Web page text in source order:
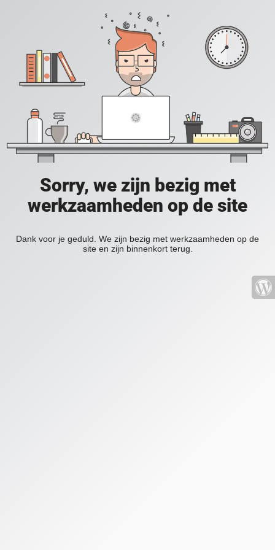
Sorry, we zijn bezig met
werkzaamheden op de site
Dank voor je geduld. We zijn bezig met werkzaamheden op de
site en zijn binnenkort terug.